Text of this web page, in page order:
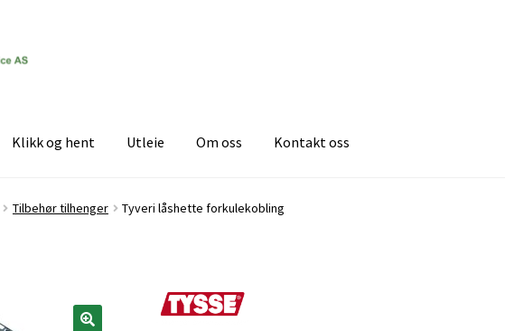
Klikk og hent Utleie Om oss Kontakt oss
Tilbehør tilhenger Tyveri låshette forkulekobling